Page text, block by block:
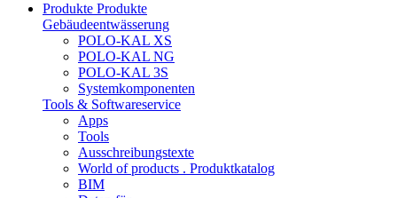
Produkte Produkte
Gebäudeentwässerung
POLO-KAL XS
POLO-KAL NG
POLO-KAL 3S
Systemkomponenten
Tools & Softwareservice
Apps
Tools
Ausschreibungstexte
World of products . Produktkatalog
BIM